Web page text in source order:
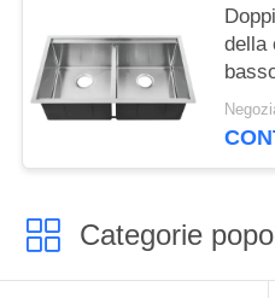
della
del
Categorie